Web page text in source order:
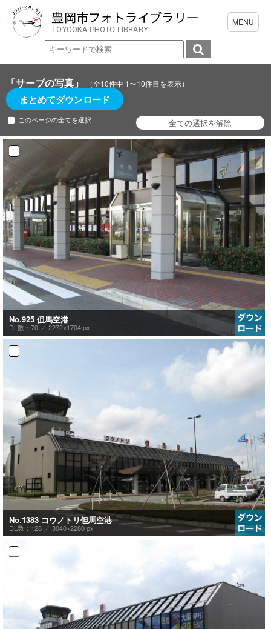
「サーブの写真」 （全10件中 1〜10件目を表示）
まとめてダウンロード
このページの全てを選択
No.925 但馬空港
DL数：70 ／ 2272×1704 px
No.1383 コウノトリ但馬空港
DL数：128 ／ 3040×2280 px